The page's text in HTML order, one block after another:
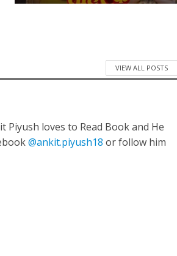
VIEW ALL POSTS
Piyush loves to Read Book and He
@ankit.piyush18 or follow him